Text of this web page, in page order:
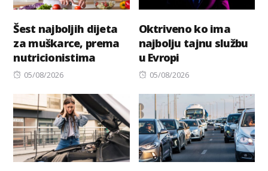
Šest najboljih dijeta
za muškarce, prema
nutricionistima
Posted
05/08/2026
Oktriveno ko ima
najbolju tajnu službu
u Evropi
Posted
05/08/2026